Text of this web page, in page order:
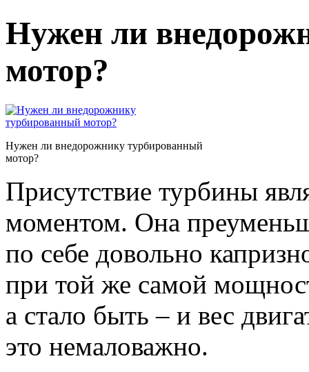
Нужен ли
мотор?
Нужен ли внедорожнику турбированный
мотор?
Присутствие турбины
моментом. Она
по себе довольно
при той же самой
а стало быть – и вес
это немаловажно.